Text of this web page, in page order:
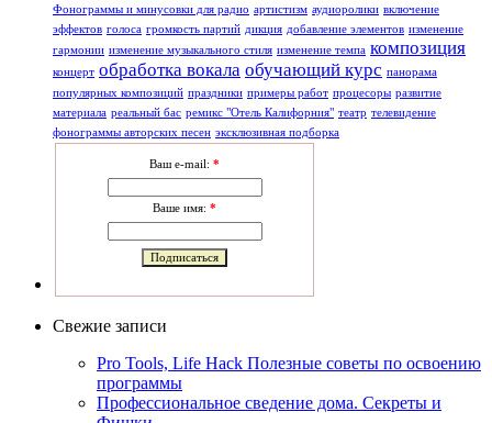
Фонограммы и минусовки для радио артистизм аудиоролики включение
эффектов голоса громкость партий дикция добавление элементов изменение
гармонии изменение музыкального стиля изменение темпа композиция
концерт обработка вокала обучающий курс панорама
популярных композиций праздники примеры работ процесоры развитие
материала реальный бас ремикс "Отель Калифорния" театр телевидение
фонограммы авторских песен эксклюзивная подборка
Ваш e-mail: *
Ваше имя: *
Свежие записи
Pro Tools, Life Hack Полезные советы по освоению
программы
Профессиональное сведение дома. Секреты и